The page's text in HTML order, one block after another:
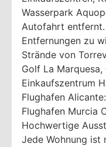
Wasserpark
Autofahrt entfernt.
Entfernungen zu
Strände von
Golf La
Einkaufszentrum
Flughafen
Flughafen Murcia
Hochwertige
Jede Wohnung ist